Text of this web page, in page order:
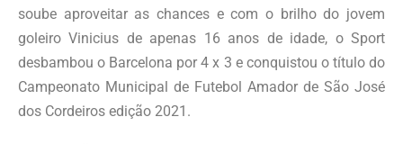
soube aproveitar as chances e com o brilho do jovem
goleiro Vinicius de apenas 16 anos de idade, o Sport
desbambou o Barcelona por 4 x 3 e conquistou o título do
Campeonato Municipal de Futebol Amador de São José
dos Cordeiros edição 2021.